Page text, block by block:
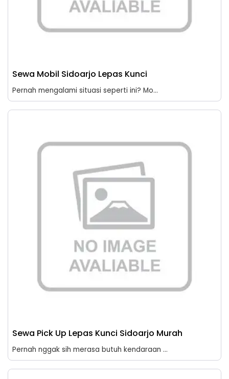
Sewa Mobil Sidoarjo Lepas Kunci
Pernah mengalami situasi seperti ini? Mo...
Sewa Pick Up Lepas Kunci Sidoarjo Murah
Pernah nggak sih merasa butuh kendaraan ...